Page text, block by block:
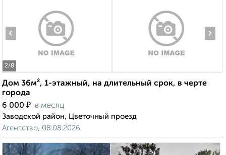
2/8
‹ ›
Дом 36м², 1-этажный, на длительный срок, в черте
города
6 000 ₽ в месяц
Заводской район, Цветочный проезд
Агентство, 08.08.2026